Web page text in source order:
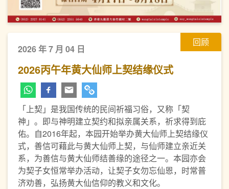
回顾
2026 年 7 月 04 日
2026丙午年黄大仙师上契结缘仪式
「上契」是我国传统的民间祈福习俗，又称「契
神」。即与神明建立契约和拟亲属关系，祈求得到庇
佑。自2016年起，本园开始举办黄大仙师上契结缘仪
式，善信可藉此与黄大仙师上契，与仙师建立亲近关
系，为善信与黄大仙师结善缘的途径之一。本园亦会
为契子女恒常举办活动，让契子女勿忘仙恩，时常普
济劝善，弘扬黄大仙信仰的教义和文化。